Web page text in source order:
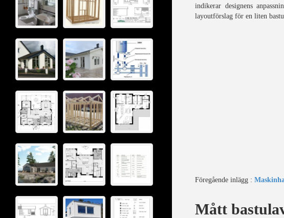
indikerar designens
layoutförslag för en liten
Föregående inlägg :
Mått